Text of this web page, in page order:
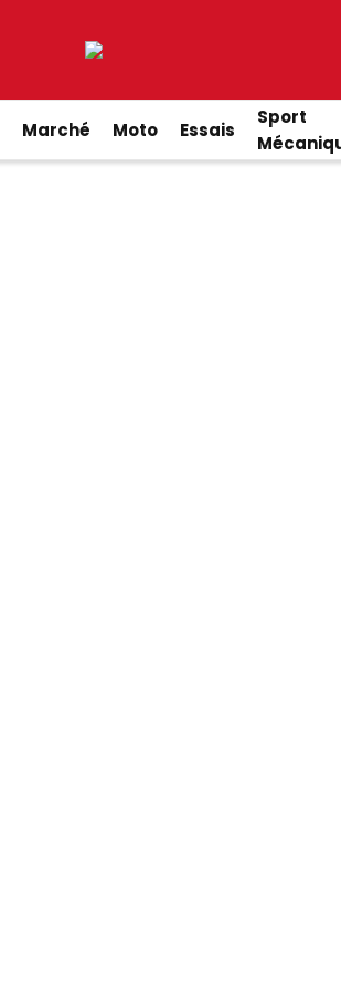
Marché Moto Essais
Sport